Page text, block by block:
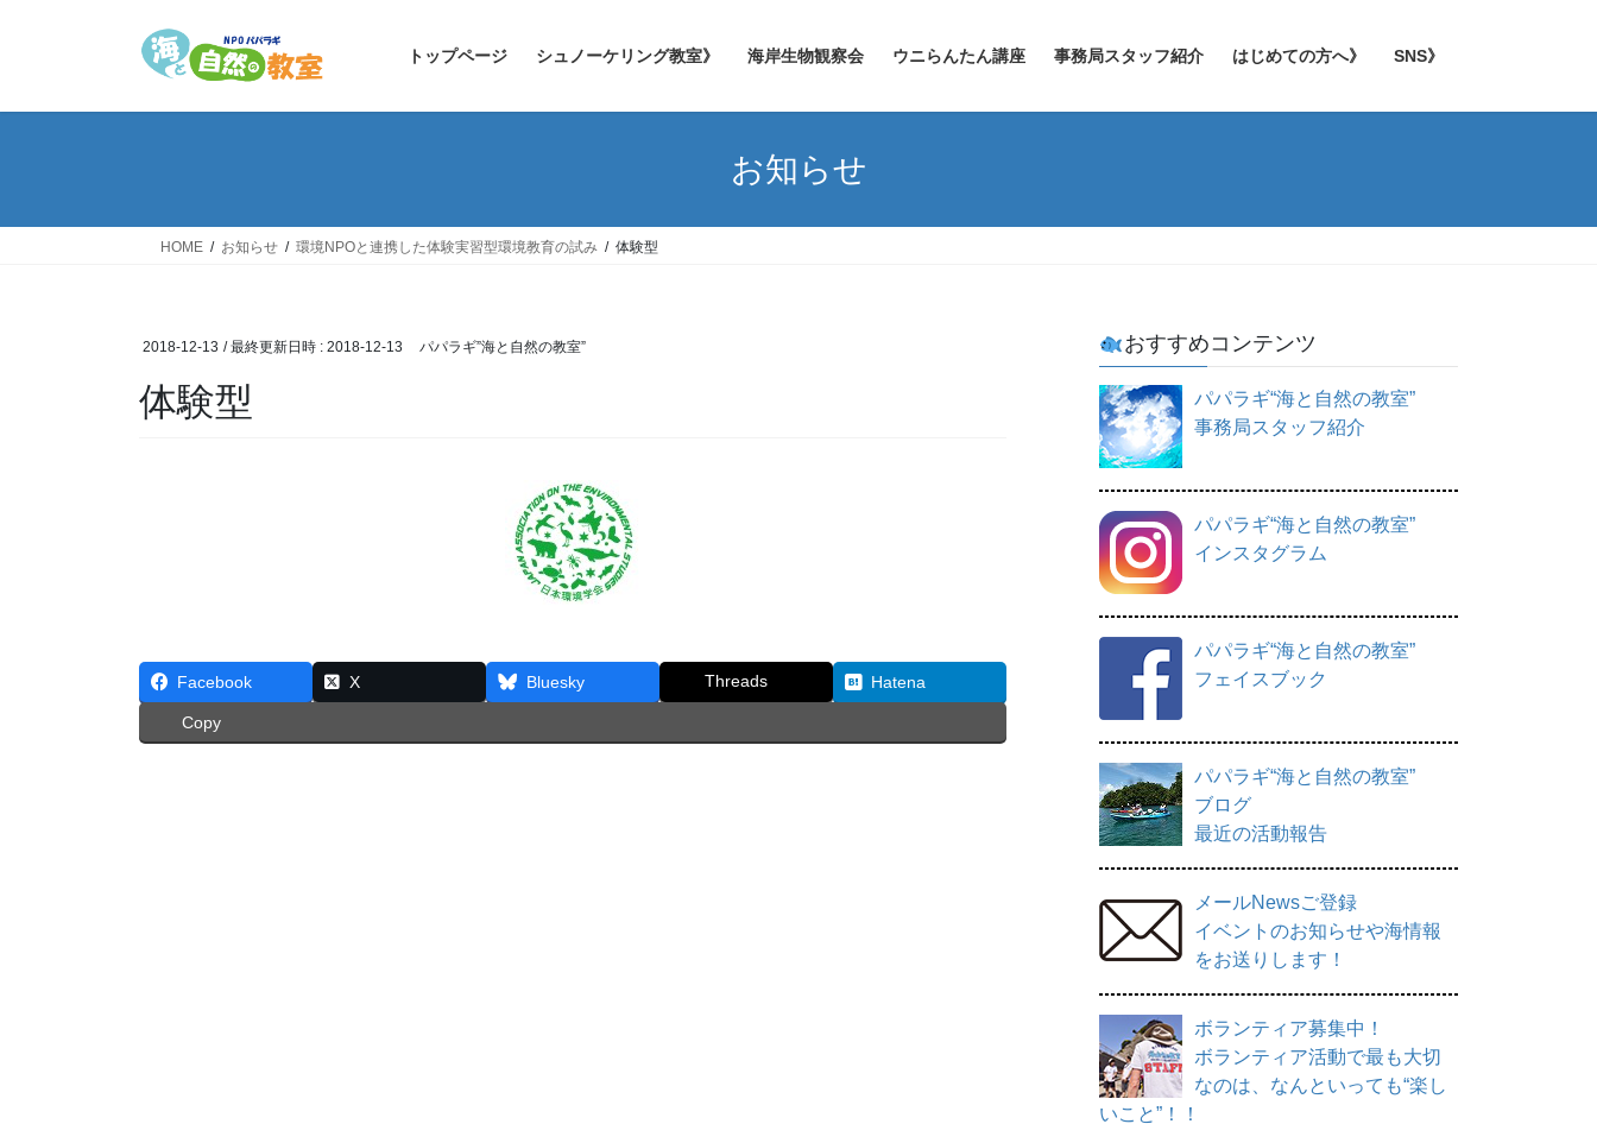
トップページ シュノーケリング教室》 海岸生物観察会 ウニらんたん講座 事務局スタッフ紹介 はじめての方へ》 SNS》
お知らせ
HOME お知らせ 環境NPOと連携した体験実習型環境教育の試み 体験型
2018-12-13 / 最終更新日時 : 2018-12-13 パパラギ”海と自然の教室”
体験型
Facebook X Bluesky Threads Hatena
Copy
おすすめコンテンツ
パパラギ“海と自然の教室”
事務局スタッフ紹介
パパラギ“海と自然の教室”
インスタグラム
パパラギ“海と自然の教室”
フェイスブック
パパラギ“海と自然の教室”
ブログ
最近の活動報告
メールNewsご登録
イベントのお知らせや海情報
をお送りします！
ボランティア募集中！
ボランティア活動で最も大切
なのは、なんといっても“楽し
いこと”！！